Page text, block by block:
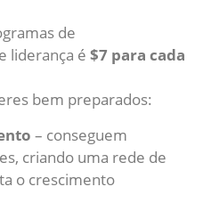
de
liderança é $7 para cada
bem preparados:
– conseguem
criando uma rede de
o crescimento